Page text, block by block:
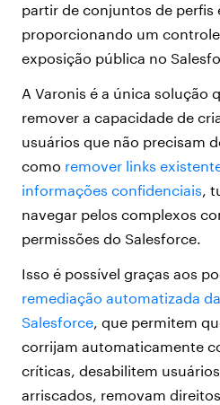
partir de conjuntos de perfis
proporcionando um
exposição pública no
A Varonis é a única solução
remover a capacidade de
usuários que não precisam
como remover links
informações confidenciais,
navegar pelos complexos
permissões do Salesforce.
Isso é possível graças aos
remediação automatizada
Salesforce, que permitem
corrijam automaticamente
críticas, desabilitem
arriscados, removam